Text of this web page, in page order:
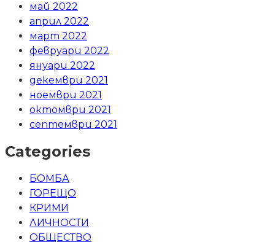
май 2022
април 2022
март 2022
февруари 2022
януари 2022
декември 2021
ноември 2021
октомври 2021
септември 2021
Categories
БОМБА
ГОРЕЩО
КРИМИ
ЛИЧНОСТИ
ОБЩЕСТВО